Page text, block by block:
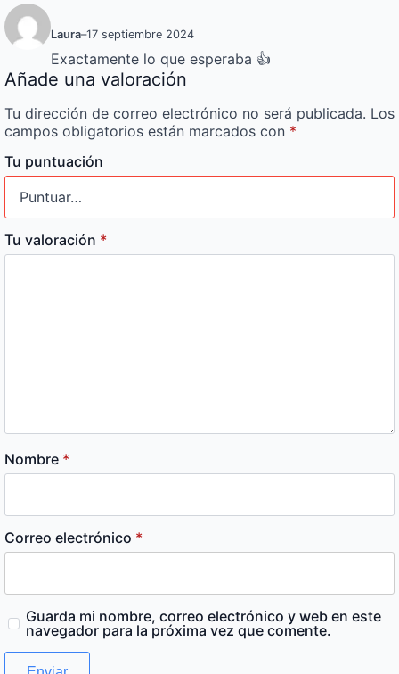
Laura–17 septiembre 2024
Exactamente lo que esperaba 👍
Añade una valoración
Tu dirección de correo electrónico no será publicada. Los
campos obligatorios están marcados con *
Tu puntuación
Tu valoración *
Nombre *
Correo electrónico *
Guarda mi nombre, correo electrónico y web en este
navegador para la próxima vez que comente.